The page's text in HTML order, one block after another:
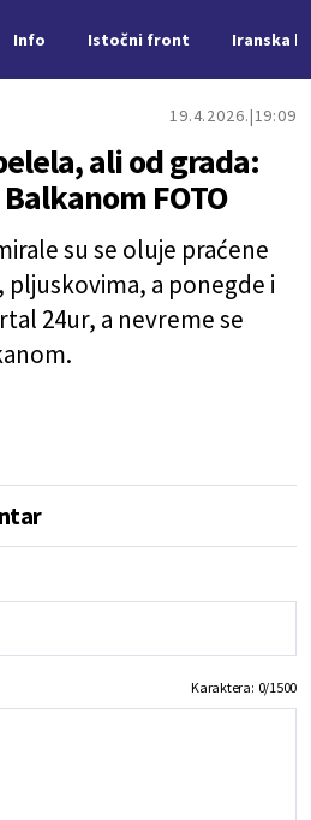
Info Istočni front Iranska
19.4.2026. 19:09
ali od grada:
FOTO
su se oluje praćene
a ponegde i
24ur, a nevreme se
Karaktera: 0/1500